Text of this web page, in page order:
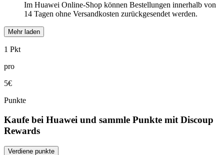
Im Huawei Online-Shop können Bestellungen innerhalb von
14 Tagen ohne Versandkosten zurückgesendet werden.
Mehr laden
1 Pkt
pro
5€
Punkte
Kaufe bei Huawei und sammle Punkte mit Discoup
Rewards
Verdiene punkte